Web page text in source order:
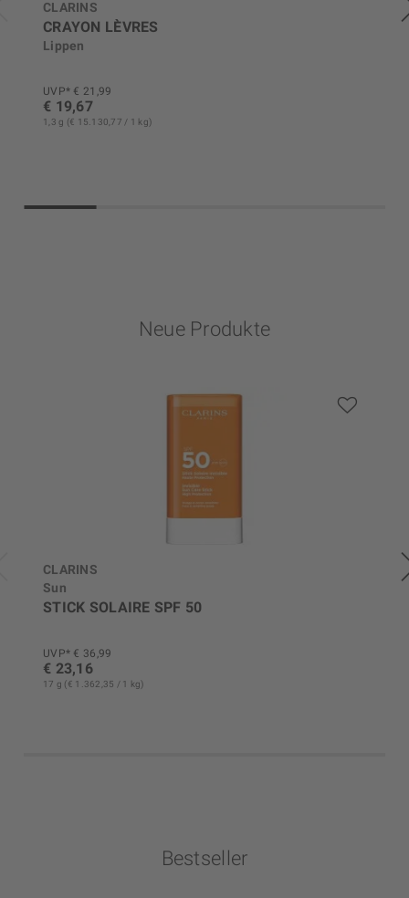
CLARINS
CRAYON LÈVRES
Lippen
UVP* € 21,99
€ 19,67
1,3 g (€ 15.130,77 / 1 kg)
Neue Produkte
CLARINS
Sun
STICK SOLAIRE SPF 50
UVP* € 36,99
€ 23,16
17 g (€ 1.362,35 / 1 kg)
Bestseller